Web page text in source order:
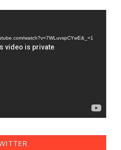
watch?v=7WLuvspCYwE&_=1